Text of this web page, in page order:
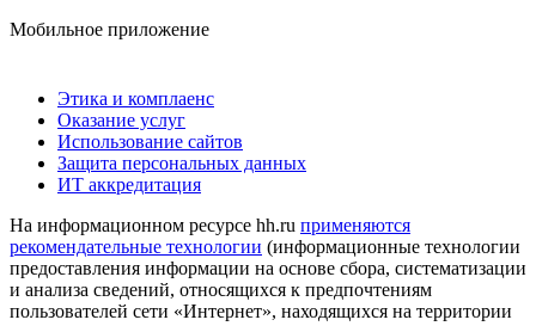
Мобильное приложение
Этика и комплаенс
Оказание услуг
Использование сайтов
Защита персональных данных
ИТ аккредитация
На информационном ресурсе hh.ru применяются
рекомендательные технологии (информационные технологии
предоставления информации на основе сбора, систематизации
и анализа сведений, относящихся к предпочтениям
пользователей сети «Интернет», находящихся на территории